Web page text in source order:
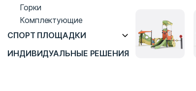
Горки
Комплектующие
СПОРТ ПЛОЩАДКИ
ИНДИВИДУАЛЬНЫЕ РЕШЕНИЯ